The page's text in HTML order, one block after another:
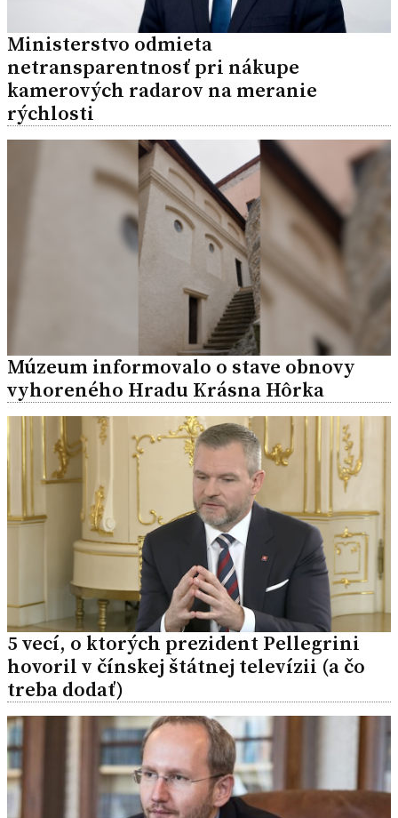
Ministerstvo odmieta
netransparentnosť pri nákupe
kamerových radarov na meranie
rýchlosti
Múzeum informovalo o stave obnovy
vyhoreného Hradu Krásna Hôrka
5 vecí, o ktorých prezident Pellegrini
hovoril v čínskej štátnej televízii (a čo
treba dodať)